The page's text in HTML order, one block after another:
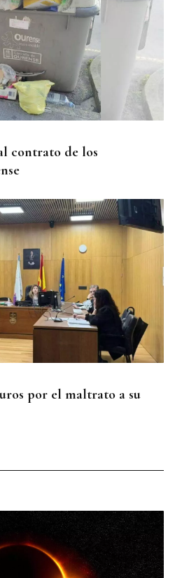
contrato de los
por el maltrato a su